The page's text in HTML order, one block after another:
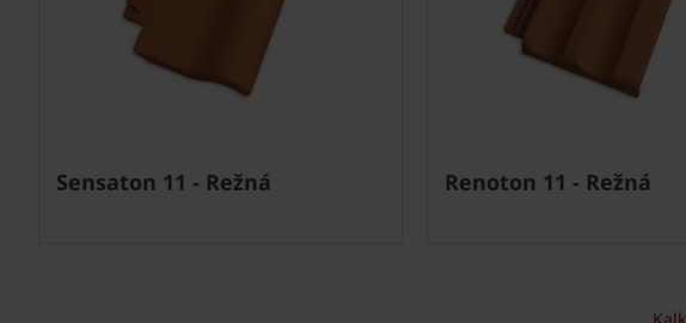
Sensaton 11 - Režná Renoton 11 - Režná